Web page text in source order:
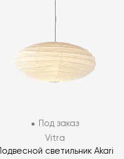
Под заказ
Vitra
Подвесной светильник Akari